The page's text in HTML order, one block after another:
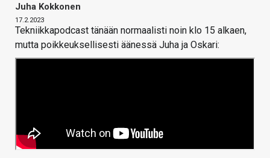
Juha Kokkonen
17.2.2023
Tekniikkapodcast tänään normaalisti noin klo 15 alkaen,
mutta poikkeuksellisesti äänessä Juha ja Oskari: